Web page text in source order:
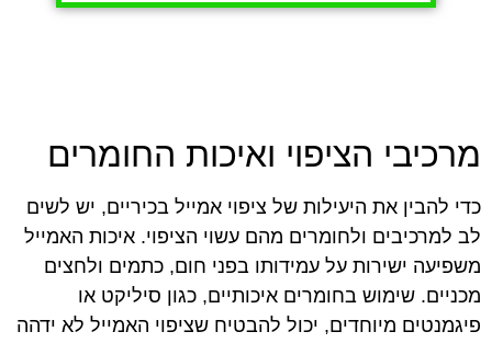
מרכיבי הציפוי ואיכות החומרים
כדי להבין את היעילות של ציפוי אמייל בכיריים, יש לשים
לב למרכיבים ולחומרים מהם עשוי הציפוי. איכות האמייל
משפיעה ישירות על עמידותו בפני חום, כתמים ולחצים
מכניים. שימוש בחומרים איכותיים, כגון סיליקט או
פיגמנטים מיוחדים, יכול להבטיח שציפוי האמייל לא ידהה